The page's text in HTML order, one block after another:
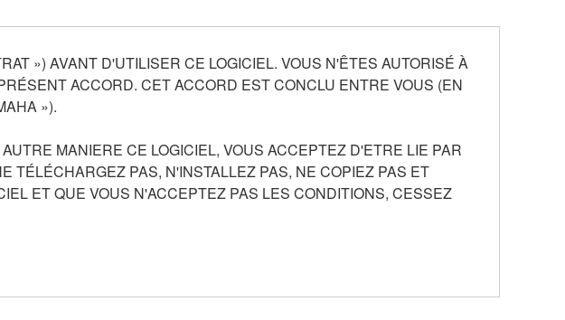
») AVANT D'UTILISER CE LOGICIEL. VOUS N'ÊTES AUTORISÉ À
ACCORD. CET ACCORD EST CONCLU ENTRE VOUS (EN
»).
MANIERE CE LOGICIEL, VOUS ACCEPTEZ D'ETRE LIE PAR
TÉLÉCHARGEZ PAS, N'INSTALLEZ PAS, NE COPIEZ PAS ET
ET QUE VOUS N'ACCEPTEZ PAS LES CONDITIONS, CESSEZ